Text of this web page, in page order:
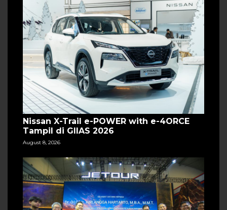
Nissan X-Trail e-POWER with e-4ORCE
Tampil di GIIAS 2026
August 8, 2026